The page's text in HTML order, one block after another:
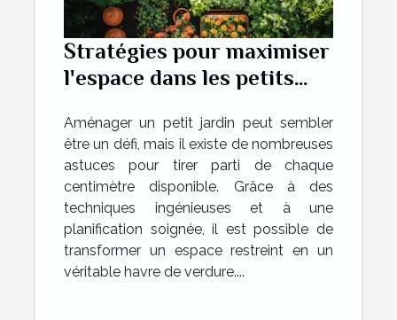
Stratégies pour maximiser
l'espace dans les petits
Aménager un petit jardin peut sembler
être un défi, mais il existe de nombreuses
astuces pour tirer parti de chaque
centimètre disponible. Grâce à des
techniques ingénieuses et à une
planification soignée, il est possible de
transformer un espace restreint en un
véritable havre de verdure....